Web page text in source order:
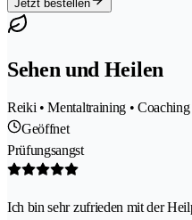
Jetzt bestellen
Sehen und Heilen
Reiki • Mentaltraining • Coaching
Geöffnet
Prüfungsangst
Ich bin sehr zufrieden mit der